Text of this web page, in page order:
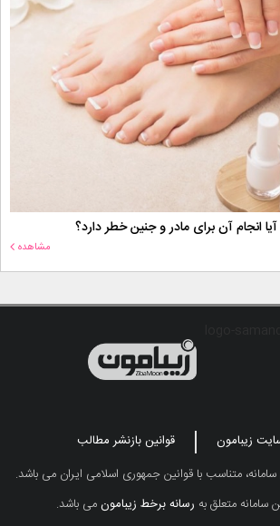
انجام آن برای مادر و جنین خطر دارد؟
مشاهده
زیبامون
قوانین بازنشر مطالب
متناسب با قوانین جمهوری اسلامی ایران می باشد.
سامانه متعلق به رسانه برخط زیبامونمی باشد.